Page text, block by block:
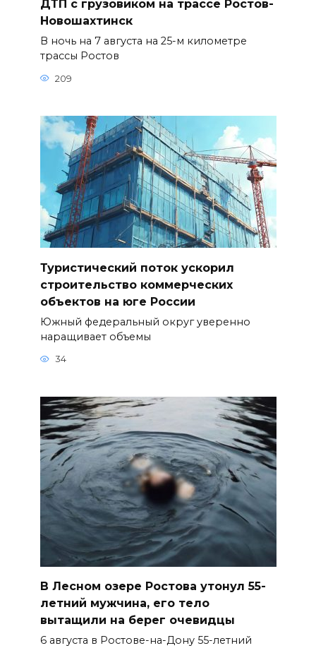
ДТП с грузовиком на трассе Ростов-
Новошахтинск
В ночь на 7 августа на 25-м километре
трассы Ростов
209
Туристический поток ускорил
строительство коммерческих
объектов на юге России
Южный федеральный округ уверенно
наращивает объемы
34
В Лесном озере Ростова утонул 55-
летний мужчина, его тело
вытащили на берег очевидцы
6 августа в Ростове-на-Дону 55-летний